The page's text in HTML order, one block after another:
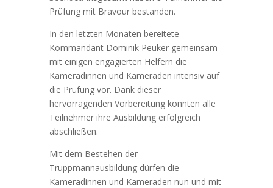
Prüfung mit Bravour bestanden.
In den letzten Monaten bereitete
Kommandant Dominik Peuker gemeinsam
mit einigen engagierten Helfern die
Kameradinnen und Kameraden intensiv auf
die Prüfung vor. Dank dieser
hervorragenden Vorbereitung konnten alle
Teilnehmer ihre Ausbildung erfolgreich
abschließen.
Mit dem Bestehen der
Truppmannausbildung dürfen die
Kameradinnen und Kameraden nun und mit